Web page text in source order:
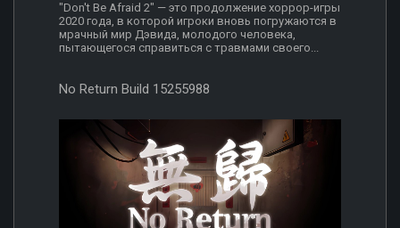
"Don't Be Afraid 2" — это продолжение хоррор-игры
2020 года, в которой игроки вновь погружаются в
мрачный мир Дэвида, молодого человека,
пытающегося справиться с травмами своего...
No Return Build 15255988